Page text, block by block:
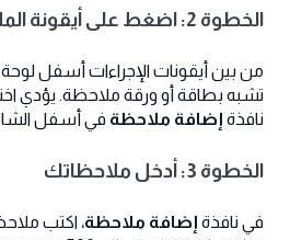
الخطوة 2: اضغط على أيقونة الملاحظة
من بين أيقونات الإجراءات أسفل لوحة
تشبه بطاقة أو ورقة ملاحظة. يؤدي
نافذة إضافة ملاحظة في أسفل
الخطوة 3: أدخل ملاحظاتك
في نافذة إضافة ملاحظة، اكتب